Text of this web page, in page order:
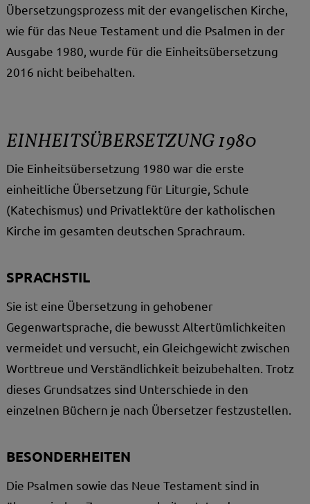
Übersetzungsprozess mit der evangelischen Kirche,
wie für das Neue Testament und die Psalmen in der
Ausgabe 1980, wurde für die Einheitsübersetzung
2016 nicht beibehalten.
EINHEITSÜBERSETZUNG 1980
Die Einheitsübersetzung 1980 war die erste
einheitliche Übersetzung für Liturgie, Schule
(Katechismus) und Privatlektüre der katholischen
Kirche im gesamten deutschen Sprachraum.
SPRACHSTIL
Sie ist eine Übersetzung in gehobener
Gegenwartsprache, die bewusst Altertümlichkeiten
vermeidet und versucht, ein Gleichgewicht zwischen
Worttreue und Verständlichkeit beizubehalten. Trotz
dieses Grundsatzes sind Unterschiede in den
einzelnen Büchern je nach Übersetzer festzustellen.
BESONDERHEITEN
Die Psalmen sowie das Neue Testament sind in